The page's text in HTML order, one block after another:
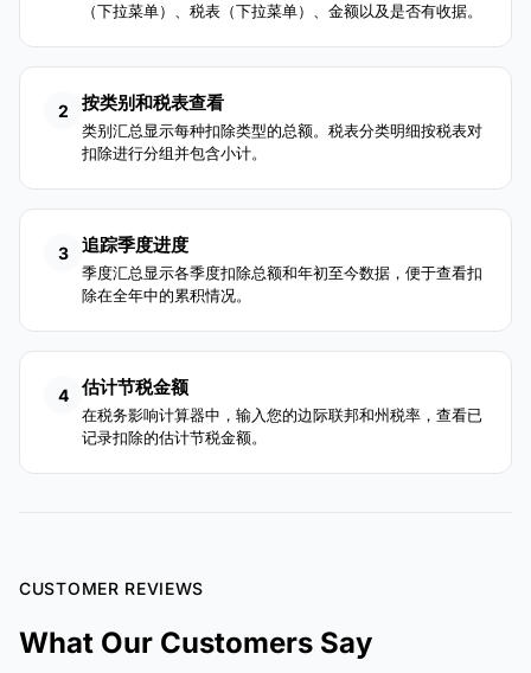
（下拉菜单）、税表（下拉菜单）、金额以及是否有收据。
2 按类别和税表查看
类别汇总显示每种扣除类型的总额。税表分类明细按税表对
扣除进行分组并包含小计。
3 追踪季度进度
季度汇总显示各季度扣除总额和年初至今数据，便于查看扣
除在全年中的累积情况。
4 估计节税金额
在税务影响计算器中，输入您的边际联邦和州税率，查看已
记录扣除的估计节税金额。
CUSTOMER REVIEWS
What Our Customers Say